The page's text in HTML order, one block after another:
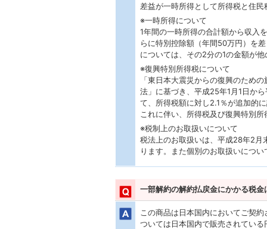
差益が一時所得として所得税と住民
※一時所得について
1年間の一時所得の合計額から収入
らに特別控除額（年間50万円）を
については、その2分の1の金額が
※復興特別所得税について
「東日本大震災からの復興のため
法」に基づき、平成25年1月1日か
て、所得税額に対し2.1％が追加的
これに伴い、所得税及び復興特別
※税制上のお取扱いについて
税法上のお取扱いは、平成28年2月
ります。また個別のお取扱いにつ
一部解約の解約払戻金にかかる税金
この商品は日本国内においてご契
ついては日本国内で販売されてい